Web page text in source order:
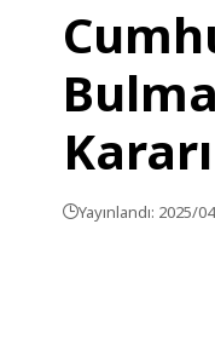
Yayınlandı: 2025/